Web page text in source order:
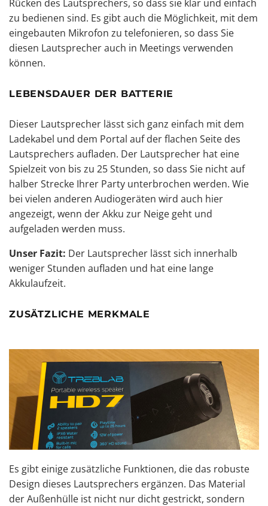
Rücken des Lautsprechers, so dass sie klar und einfach
zu bedienen sind. Es gibt auch die Möglichkeit, mit dem
eingebauten Mikrofon zu telefonieren, so dass Sie
diesen Lautsprecher auch in Meetings verwenden
können.
LEBENSDAUER DER BATTERIE
Dieser Lautsprecher lässt sich ganz einfach mit dem
Ladekabel und dem Portal auf der flachen Seite des
Lautsprechers aufladen. Der Lautsprecher hat eine
Spielzeit von bis zu 25 Stunden, so dass Sie nicht auf
halber Strecke Ihrer Party unterbrochen werden. Wie
bei vielen anderen Audiogeräten wird auch hier
angezeigt, wenn der Akku zur Neige geht und
aufgeladen werden muss.
Unser Fazit: Der Lautsprecher lässt sich innerhalb
weniger Stunden aufladen und hat eine lange
Akkulaufzeit.
ZUSÄTZLICHE MERKMALE
Es gibt einige zusätzliche Funktionen, die das robuste
Design dieses Lautsprechers ergänzen. Das Material
der Außenhülle ist nicht nur dicht gestrickt, sondern